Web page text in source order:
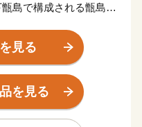
島で構成される甑島区
流れる一級河川「川内
どり豊かな山々や湖、
温泉など、多種多様な
有するこれらの多彩で
見る
を見る